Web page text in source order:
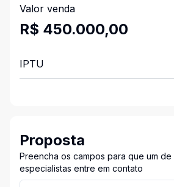
Valor venda
R$ 450.000,00
IPTU
Proposta
Preencha os campos para que um de
especialistas entre em contato